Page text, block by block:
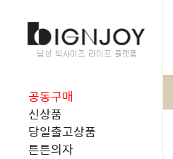
공동구매
신상품
당일출고상품
튼튼의자